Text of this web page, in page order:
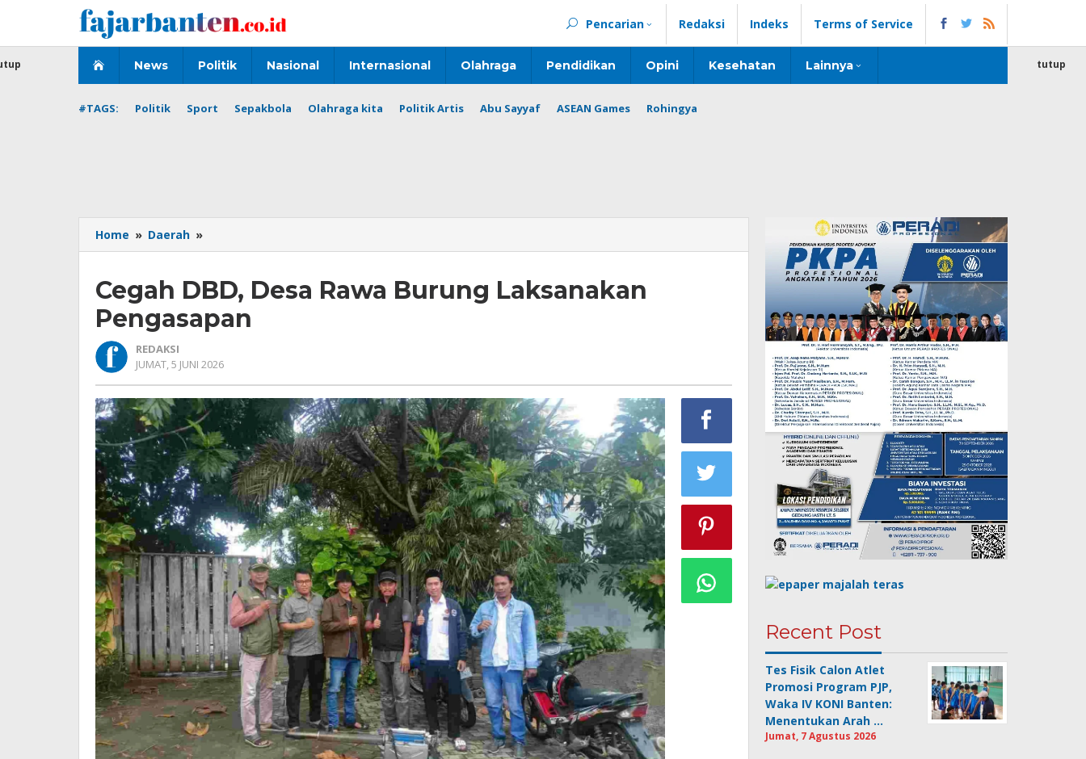
Pencarian Redaksi Indeks Terms of Service
News Politik Nasional Internasional Olahraga Pendidikan Opini Kesehatan Lainnya
#TAGS: Politik Sport Sepakbola Olahraga kita Politik Artis Abu Sayyaf ASEAN Games Rohingya
tutup
Home » Daerah »
DBD,
Rawa
Burung
Laksanakan
Pengasapan
Cegah DBD, Desa Rawa Burung Laksanakan
Pengasapan
REDAKSI
JUMAT, 5 JUNI 2026
Recent Post
Tes Fisik Calon Atlet
Promosi Program PJP,
Waka IV KONI Banten:
Menentukan Arah …
Jumat, 7 Agustus 2026